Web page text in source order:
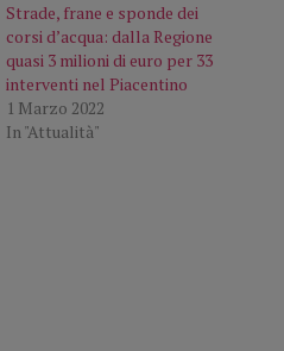
Strade, frane e sponde dei
corsi d’acqua: dalla Regione
quasi 3 milioni di euro per 33
interventi nel Piacentino
1 Marzo 2022
In "Attualità"